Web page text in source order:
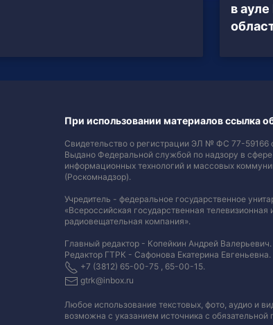
в
При использовании материалов ссылка
Свидетельство о регистрации ЭЛ № ФС 77-59166
Выдано Федеральной службой по надзору в сфере
информационных технологий и массовых
(Роскомнадзор).
Учредитель - федеральное государственное
«Всероссийская государственная телевизионная
радиовещательная компания».
Главный редактор - Копейкин Андрей Валерьевич.
Редактор ГТРК - Сафонова Екатерина Евгеньевна.
+7 (3812) 65-00-75 , 65-00-15.
gtrk@inbox.ru
Любое использование текстовых, фото, аудио и
возможна с указанием источника с обязательной